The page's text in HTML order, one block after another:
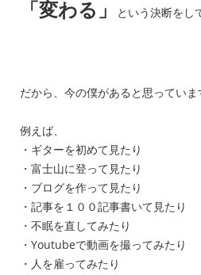
「変わる」 という決断をし
だから、今の僕があると思っていま
例えば、
・ギターを初めて見たり
・富士山に登って見たり
・ブログを作って見たり
・記事を１００記事書いて見たり
・不眠を直してみたり
・Youtubeで動画を撮ってみたり
・人を雇ってみたり